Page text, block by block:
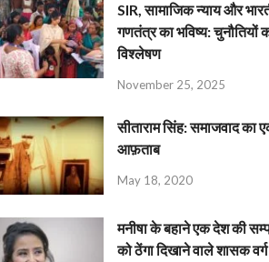
SIR, सामाजिक न्याय और
गणतंत्र का भविष्य: चुनौतियों
विश्लेषण
November 25, 2025
सीताराम सिंह: समाजवाद का
आफ़ताब
May 18, 2020
मनीषा के बहाने एक देश की
को ठेंगा दिखाने वाले शासक